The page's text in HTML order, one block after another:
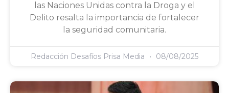
las Naciones Unidas contra la Droga y el
Delito resalta la importancia de fortalecer
la seguridad comunitaria.
Redacción Desafíos Prisa Media 08/08/2025